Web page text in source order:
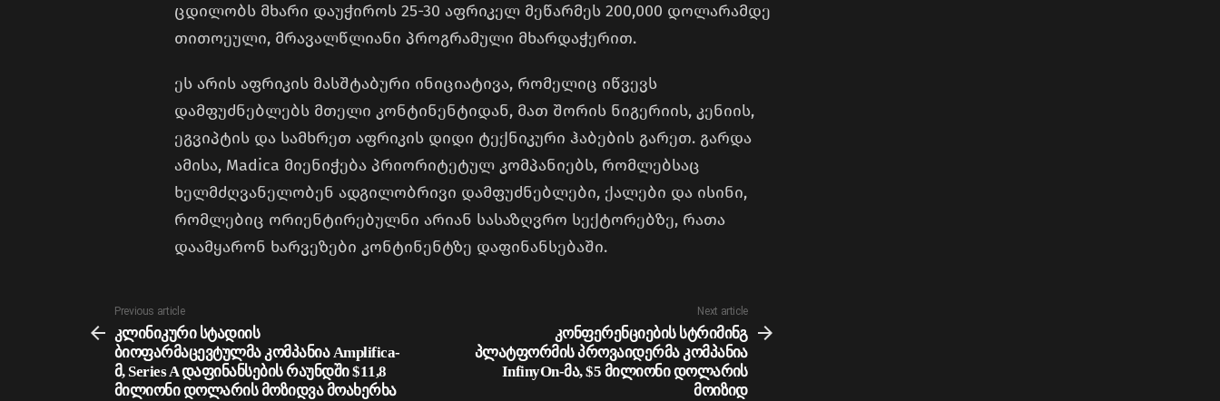
ცდილობს მხარი დაუჭიროს 25-30 აფრიკელ მეწარმეს 200,000 დოლარამდე
თითოეული, მრავალწლიანი პროგრამული მხარდაჭერით.
ეს არის აფრიკის მასშტაბური ინიციატივა, რომელიც იწვევს
დამფუძნებლებს მთელი კონტინენტიდან, მათ შორის ნიგერიის, კენიის,
ეგვიპტის და სამხრეთ აფრიკის დიდი ტექნიკური ჰაბების გარეთ. გარდა
ამისა, Madica მიენიჭება პრიორიტეტულ კომპანიებს, რომლებსაც
ხელმძღვანელობენ ადგილობრივი დამფუძნებლები, ქალები და ისინი,
რომლებიც ორიენტირებულნი არიან სასაზღვრო სექტორებზე, რათა
დაამყარონ ხარვეზები კონტინენტზე დაფინანსებაში.
more
Previous article
კლინიკური სტადიის
ბიოფარმაცევტულმა კომპანია Amplifica-
მ, Series A დაფინანსების რაუნდში $11,8
მილიონი დოლარის მოზიდვა მოახერხა
Next article
კონფერენციების სტრიმინგ
პლატფორმის პროვაიდერმა კომპანია
InfinyOn-მა, $5 მილიონი დოლარის
მოიზიდ